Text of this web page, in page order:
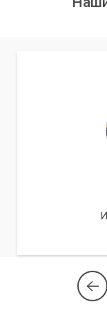
Обращение в
позволяет быстро
термопасты и
самостоятельным
менять
Список
Экономия